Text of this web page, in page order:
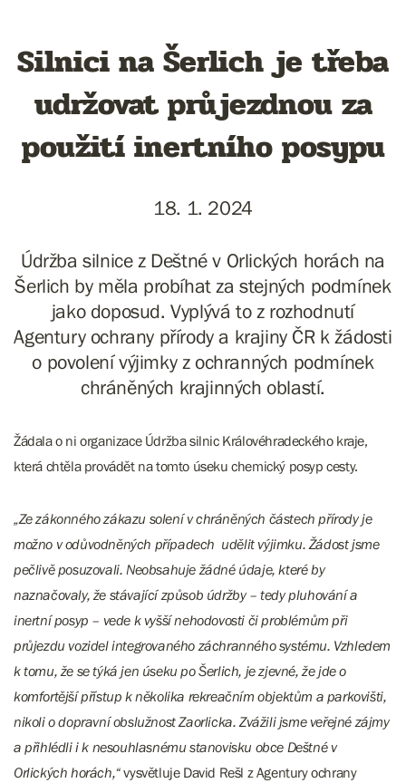
Silnici na Šerlich je třeba
udržovat průjezdnou za
použití inertního posypu
18. 1. 2024
Údržba silnice z Deštné v Orlických horách na
Šerlich by měla probíhat za stejných podmínek
jako doposud. Vyplývá to z rozhodnutí
Agentury ochrany přírody a krajiny ČR k žádosti
o povolení výjimky z ochranných podmínek
chráněných krajinných oblastí.
Žádala o ni organizace Údržba silnic Královéhradeckého kraje,
která chtěla provádět na tomto úseku chemický posyp cesty.
„Ze zákonného zákazu solení v chráněných částech přírody je
možno v odůvodněných případech udělit výjimku. Žádost jsme
pečlivě posuzovali. Neobsahuje žádné údaje, které by
naznačovaly, že stávající způsob údržby – tedy pluhování a
inertní posyp – vede k vyšší nehodovosti či problémům při
průjezdu vozidel integrovaného záchranného systému. Vzhledem
k tomu, že se týká jen úseku po Šerlich, je zjevné, že jde o
komfortější přístup k několika rekreačním objektům a parkovišti,
nikoli o dopravní obslužnost Zaorlicka. Zvážili jsme veřejné zájmy
a přihlédli i k nesouhlasnému stanovisku obce Deštné v
Orlických horách,“vysvětluje David Rešl z Agentury ochrany